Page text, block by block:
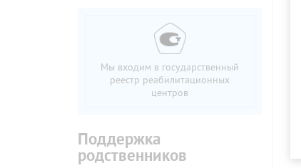
Мы входим в государственный
реестр реабилитационных
центров
Поддержка
родственников